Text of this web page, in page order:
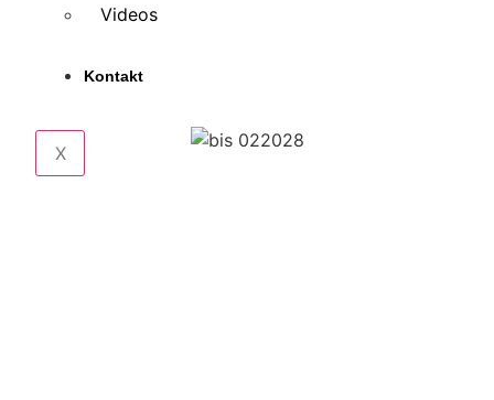
Videos
Kontakt
X